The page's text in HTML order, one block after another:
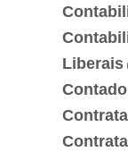
Liberais